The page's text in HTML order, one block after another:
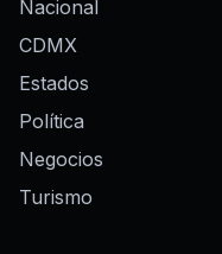
Nacional
CDMX
Estados
Política
Negocios
Turismo